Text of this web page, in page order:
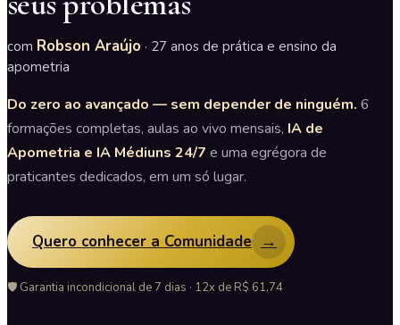
com Robson Araújo · 27 anos de prática e ensino da
apometria
Do zero ao avançado — sem depender de ninguém. 6
formações completas, aulas ao vivo mensais, IA de
Apometria e IA Médiuns 24/7 e uma egrégora de
praticantes dedicados, em um só lugar.
Quero conhecer a Comunidade →
🛡️ Garantia incondicional de 7 dias · 12x de R$ 61,74